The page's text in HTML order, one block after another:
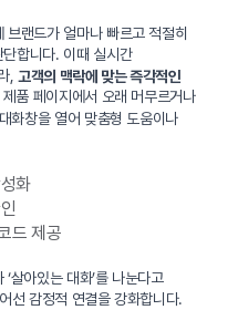
브랜드가 얼마나 빠르고 적절히
합니다. 이때 실시간
, 고객의 맥락에 맞는 즉각적인
품 페이지에서 오래 머무르거나
화창을 열어 맞춤형 도움이나
화
드 제공
살아있는 대화’를 나눈다고
선 감정적 연결을 강화합니다.